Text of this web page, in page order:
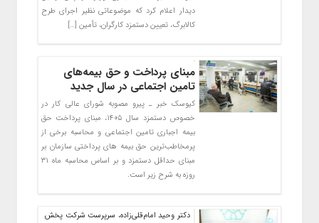
دیدار اعلام کرد که موضوعاتی نظیر اجرای طرح
کالابرگ، تعیین دستمزد کارگران، تأمین […]
مبنای پرداخت و حق بیمه‌های
تامین اجتماعی در سال جدید
کیوسک خبر ـ پیرو مصوبه شورای عالی کار در
خصوص دستمزد سال ۱۴۰۵، مبنای پرداخت حق
بیمه اجباری تامین اجتماعی و محاسبه برخی از
پرمخاطب‌ترین حق بیمه های پرداختی سازمان بر
مبنای حداقل دستمزد و بر اساس محاسبه ماه ۳۱
روزه به شرح زیر است.
دکتر وحید امام‌قلی‌زاده، سرپرست شرکت پخش